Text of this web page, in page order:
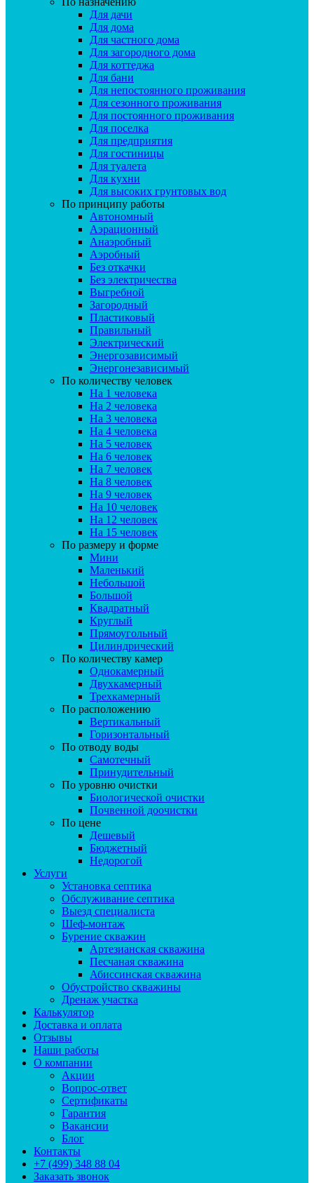
Для дачи
Для дома
Для частного дома
Для загородного дома
Для коттеджа
Для бани
Для непостоянного проживания
Для сезонного проживания
Для постоянного проживания
Для поселка
Для предприятия
Для гостиницы
Для туалета
Для кухни
Для высоких грунтовых вод
По принципу работы
Автономный
Аэрационный
Анаэробный
Аэробный
Без откачки
Без электричества
Выгребной
Загородный
Пластиковый
Правильный
Электрический
Энергозависимый
Энергонезависимый
По количеству человек
На 1 человека
На 2 человека
На 3 человека
На 4 человека
На 5 человек
На 6 человек
На 7 человек
На 8 человек
На 9 человек
На 10 человек
На 12 человек
На 15 человек
По размеру и форме
Мини
Маленький
Небольшой
Большой
Квадратный
Круглый
Прямоугольный
Цилиндрический
По количеству камер
Однокамерный
Двухкамерный
Трехкамерный
По расположению
Вертикальный
Горизонтальный
По отводу воды
Самотечный
Принудительный
По уровню очистки
Биологической очистки
Почвенной доочистки
По цене
Дешевый
Бюджетный
Недорогой
Услуги
Установка септика
Обслуживание септика
Выезд специалиста
Шеф-монтаж
Бурение скважин
Артезианская скважина
Песчаная скважина
Абиссинская скважина
Обустройство скважины
Дренаж участка
Калькулятор
Доставка и оплата
Отзывы
Наши работы
О компании
Акции
Вопрос-ответ
Сертификаты
Гарантия
Вакансии
Блог
Контакты
+7 (499) 348 88 04
Заказать звонок